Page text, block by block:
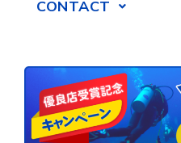
CONTACT